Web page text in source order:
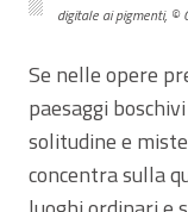
digitale ai pigmenti, ©
Se nelle opere
paesaggi
solitudine e
concentra sulla